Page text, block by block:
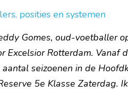
posities en systemen
Gomes, oud-voetballer
Excelsior Rotterdam.
seizoenen in de
5e Klasse Zaterdag.